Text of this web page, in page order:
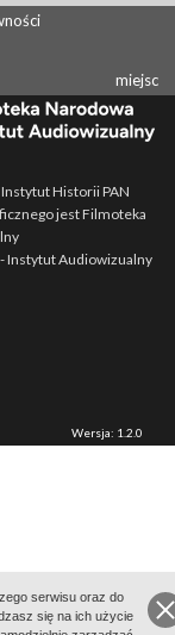
serwisu oraz do
się na ich użycie
miejsc
Historii PAN
jest Filmoteka
Instytut Audiowizualny
Wersja: 1.2.0